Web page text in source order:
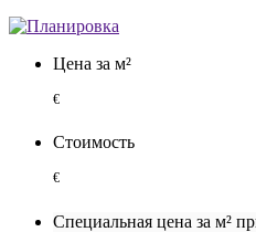
Цена за м²
€
Стоимость
€
Специальная цена за м²